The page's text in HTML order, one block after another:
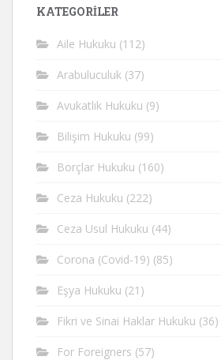
KATEGORİLER
Aile Hukuku (112)
Arabuluculuk (37)
Avukatlık Hukuku (9)
Bilişim Hukuku (99)
Borçlar Hukuku (160)
Ceza Hukuku (222)
Ceza Usul Hukuku (44)
Corona (Covid-19) (85)
Eşya Hukuku (21)
Fikri ve Sinai Haklar Hukuku (36)
For Foreigners (57)